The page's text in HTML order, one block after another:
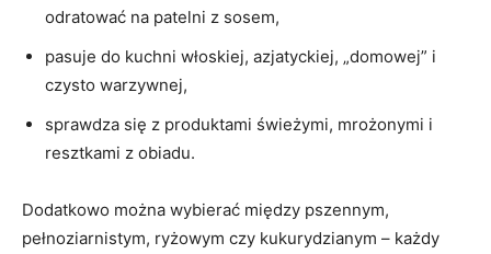
odratować na patelni z sosem,
pasuje do kuchni włoskiej, azjatyckiej, „domowej” i
czysto warzywnej,
sprawdza się z produktami świeżymi, mrożonymi i
resztkami z obiadu.
Dodatkowo można wybierać między pszennym,
pełnoziarnistym, ryżowym czy kukurydzianym – każdy